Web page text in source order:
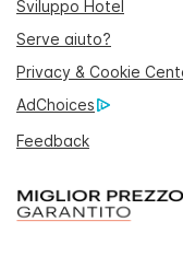
Sviluppo Hotel
Serve aiuto?
Privacy & Cookie
AdChoices
Feedback